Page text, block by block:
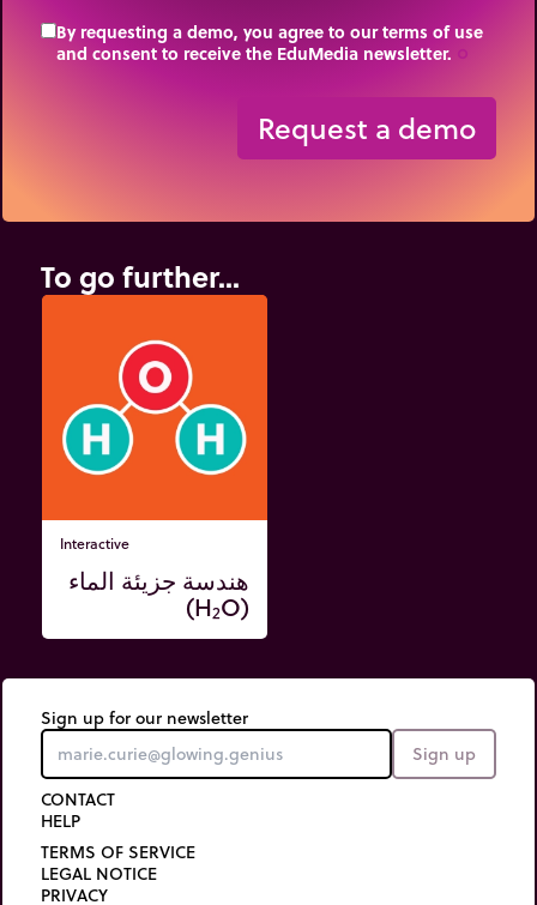
By requesting a demo, you agree to our terms of use
and consent to receive the EduMedia newsletter.
Request a demo
To go further...
Interactive
هندسة جزيئة الماء
(H₂O)
Sign up for our newsletter
Sign up
CONTACT
HELP
TERMS OF SERVICE
LEGAL NOTICE
PRIVACY